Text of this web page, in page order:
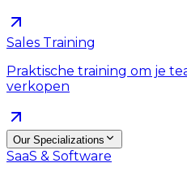
Sales Training
Praktische training om je
verkopen
Our Specializations
SaaS & Software